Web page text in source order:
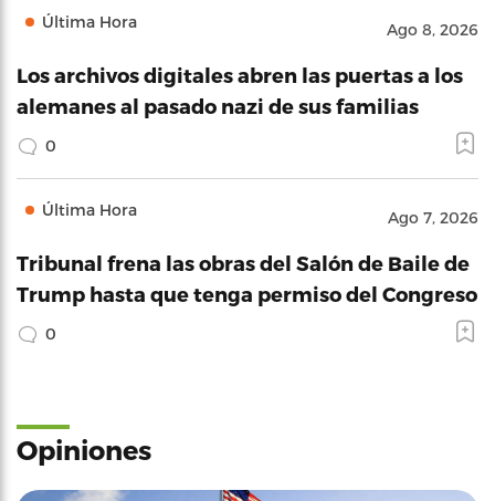
Última Hora Ago 8, 2026
Los archivos digitales abren las puertas a los
alemanes al pasado nazi de sus familias
0
Última Hora Ago 7, 2026
Tribunal frena las obras del Salón de Baile de
Trump hasta que tenga permiso del Congreso
0
Opiniones